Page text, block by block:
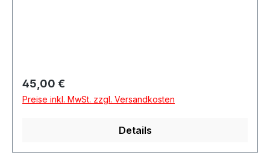
Regulärer Preis:
45,00 €
Preise inkl. MwSt. zzgl. Versandkosten
Details